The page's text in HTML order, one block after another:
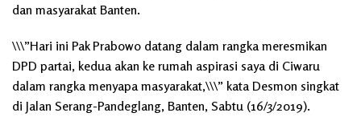
dan masyarakat Banten.
\\\”Hari ini Pak Prabowo datang dalam rangka meresmikan
DPD partai, kedua akan ke rumah aspirasi saya di Ciwaru
dalam rangka menyapa masyarakat,\\\” kata Desmon singkat
di Jalan Serang-Pandeglang, Banten, Sabtu (16/3/2019).